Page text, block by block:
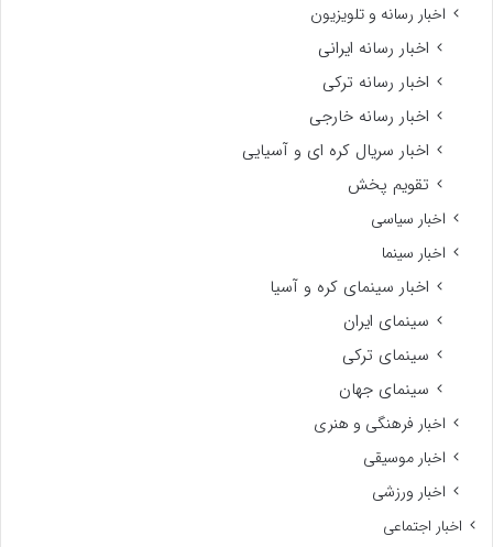
اخبار رسانه و تلویزیون
اخبار رسانه ایرانی
اخبار رسانه ترکی
اخبار رسانه خارجی
اخبار سریال کره ای و آسیایی
تقویم پخش
اخبار سیاسی
اخبار سینما
اخبار سینمای کره و آسیا
سینمای ایران
سینمای ترکی
سینمای جهان
اخبار فرهنگی و هنری
اخبار موسیقی
اخبار ورزشی
اخبار اجتماعی